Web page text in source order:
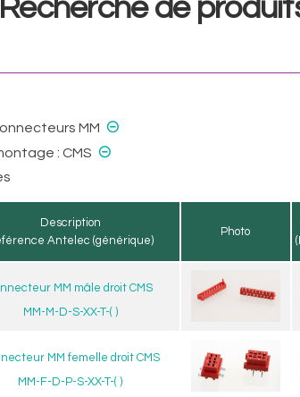
Recherche de
MM ⊝
: CMS ⊝
Description
Antelec (générique)
Photo
MM mâle droit CMS
MM-M-D-S-XX-T-( )
MM femelle droit CMS
MM-F-D-P-S-XX-T-( )